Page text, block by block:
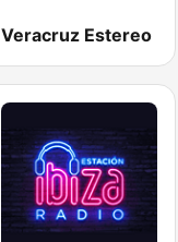
Veracruz Estereo